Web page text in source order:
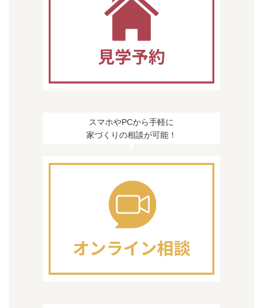
スマホやPCから手軽に
家づくりの相談が可能！